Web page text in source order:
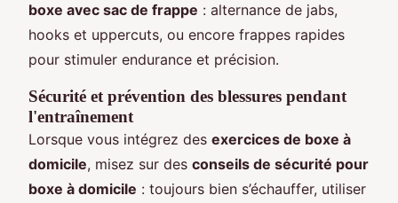
boxe avec sac de frappe : alternance de jabs,
hooks et uppercuts, ou encore frappes rapides
pour stimuler endurance et précision.
Sécurité et prévention des blessures pendant
l'entraînement
Lorsque vous intégrez des exercices de boxe à
domicile, misez sur des conseils de sécurité pour
boxe à domicile : toujours bien s’échauffer, utiliser